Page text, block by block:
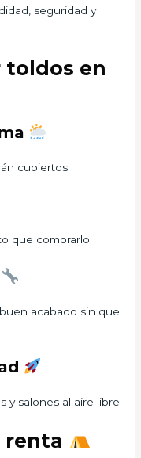
seguridad y
toldos en
cubiertos.
que comprarlo.
acabado sin que
y salones al aire libre.
renta